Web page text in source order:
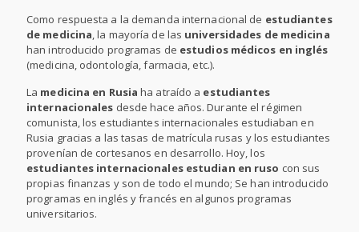
Como respuesta a la demanda internacional de estudiantes
de medicina , la mayoría de las universidades de medicina
han introducido programas de estudios médicos en inglés
(medicina, odontología, farmacia, etc.).
La medicina en Rusia ha atraído a estudiantes
internacionales desde hace años. Durante el régimen
comunista, los estudiantes internacionales estudiaban en
Rusia gracias a las tasas de matrícula rusas y los estudiantes
provenían de cortesanos en desarrollo. Hoy, los
estudiantes internacionales estudian en ruso con sus
propias finanzas y son de todo el mundo; Se han introducido
programas en inglés y francés en algunos programas
universitarios.